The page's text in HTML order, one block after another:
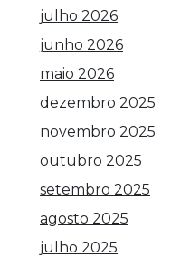
julho 2026
junho 2026
maio 2026
dezembro 2025
novembro 2025
outubro 2025
setembro 2025
agosto 2025
julho 2025